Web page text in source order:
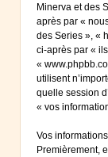
Minerva et des
après par «
des Series », «
ci-après par «
«
utilisent
quelle session
« vos
Vos
Premièrement,